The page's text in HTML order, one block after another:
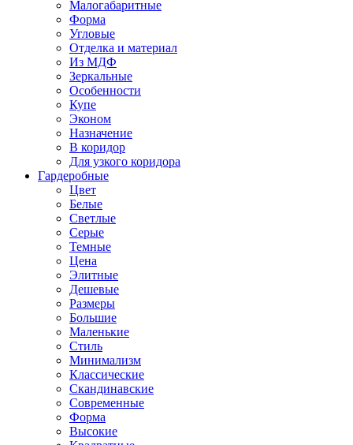
Малогабаритные
Форма
Угловые
Отделка и материал
Из МДФ
Зеркальные
Особенности
Купе
Эконом
Назначение
В коридор
Для узкого коридора
Гардеробные
Цвет
Белые
Светлые
Серые
Темные
Цена
Элитные
Дешевые
Размеры
Большие
Маленькие
Стиль
Минимализм
Классические
Скандинавские
Современные
Форма
Высокие